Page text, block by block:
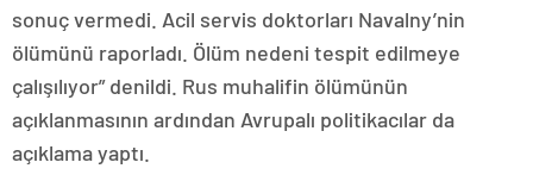
sonuç vermedi. Acil servis doktorları Navalny’nin
ölümünü raporladı. Ölüm nedeni tespit edilmeye
çalışılıyor” denildi. Rus muhalifin ölümünün
açıklanmasının ardından Avrupalı politikacılar da
açıklama yaptı.